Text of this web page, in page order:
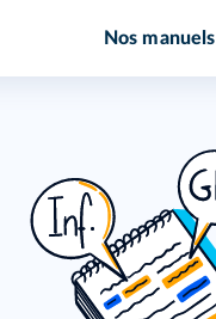
Nos manuels